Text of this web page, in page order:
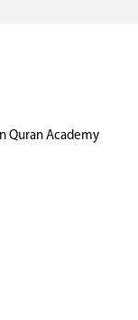
Quran Academy